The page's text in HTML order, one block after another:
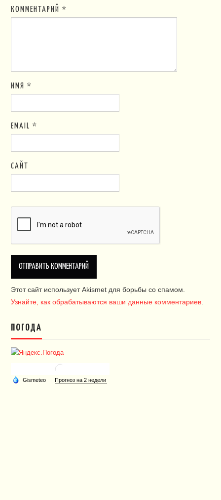
КОММЕНТАРИЙ*
ИМЯ*
EMAIL*
САЙТ
Этот сайт использует Akismet для борьбы со спамом.
Узнайте, как обрабатываются ваши данные комментариев
ПОГОДА